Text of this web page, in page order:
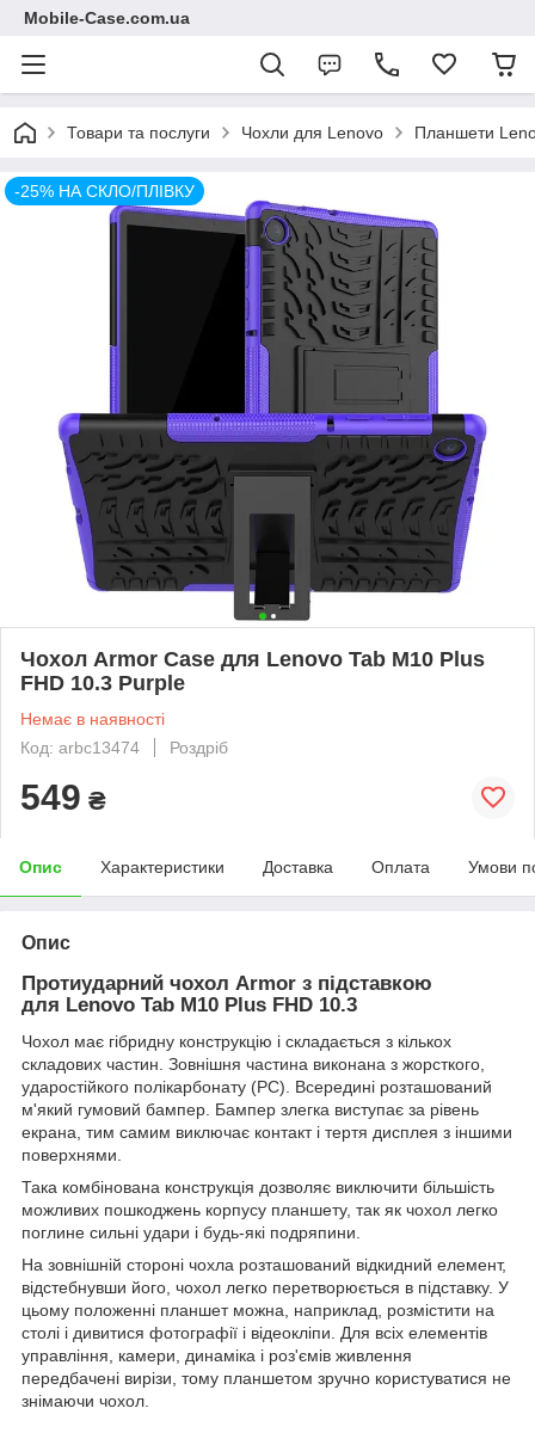
Mobile-Case.com.ua
Товари та послуги Чохли для Lenovo Планшети
-25% НА СКЛО/ПЛІВКУ
Чохол Armor Case для Lenovo Tab M10 Plus
FHD 10.3 Purple
Немає в наявності
Код: arbc13474
Роздріб
549 ₴
Опис Характеристики Доставка Оплата Умови
Опис
Протиударний чохол Armor з підставкою
для Lenovo Tab M10 Plus FHD 10.3
Чохол має гібридну конструкцію і складається з кількох
складових частин. Зовнішня частина виконана з жорсткого,
ударостійкого полікарбонату (PC). Всередині розташований
м'який гумовий бампер. Бампер злегка виступає за рівень
екрана, тим самим виключає контакт і тертя дисплея з іншими
поверхнями.
Така комбінована конструкція дозволяє виключити більшість
можливих пошкоджень корпусу планшету, так як чохол легко
поглине сильні удари і будь-які подряпини.
На зовнішній стороні чохла розташований відкидний елемент,
відстебнувши його, чохол легко перетворюється в підставку. У
цьому положенні планшет можна, наприклад, розмістити на
столі і дивитися фотографії і відеокліпи. Для всіх елементів
управління, камери, динаміка і роз'ємів живлення
передбачені вирізи, тому планшетом зручно користуватися не
знімаючи чохол.